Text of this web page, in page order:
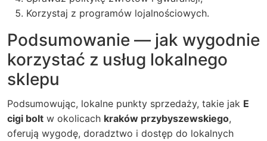
Korzystaj z programów lojalnościowych.
Podsumowanie — jak wygodnie
korzystać z usług lokalnego
sklepu
Podsumowując, lokalne punkty sprzedaży, takie jak E
cigi bolt w okolicach kraków przybyszewskiego,
oferują wygodę, doradztwo i dostęp do lokalnych